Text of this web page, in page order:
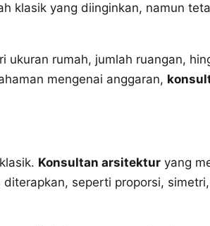
klasik yang diinginkan, namun
rumah, jumlah ruangan,
mengenai anggaran,
Konsultan arsitektur yang
seperti proporsi,